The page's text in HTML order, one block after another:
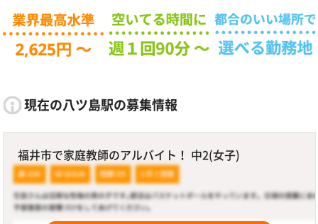
現在の八ツ島駅の募集情報
福井市で家庭教師のアルバイト！ 中2(女子)